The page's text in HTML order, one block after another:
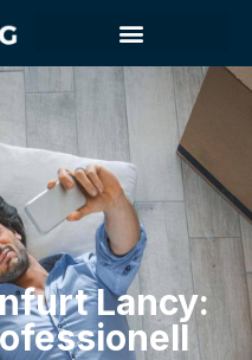
Lancy: